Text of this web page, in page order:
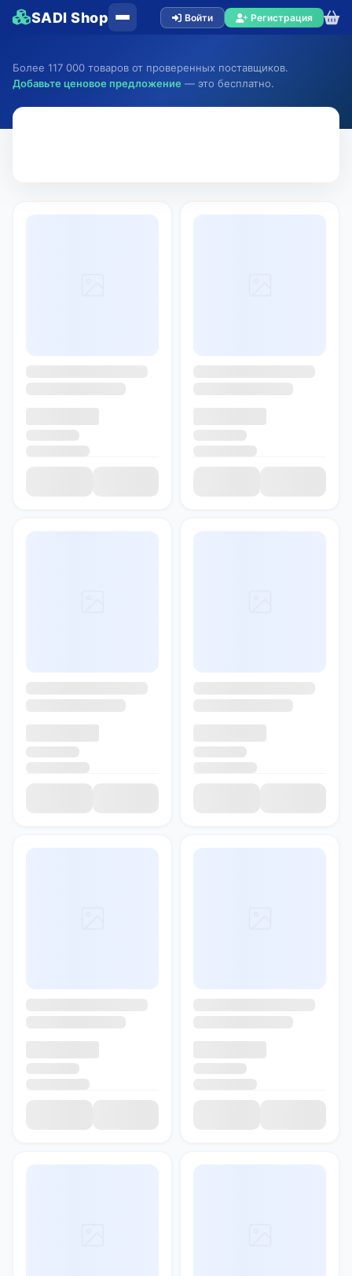
SADI Shop Войти Регистрация
Более 117 000 товаров от проверенных поставщиков.
Добавьте ценовое предложение — это бесплатно.